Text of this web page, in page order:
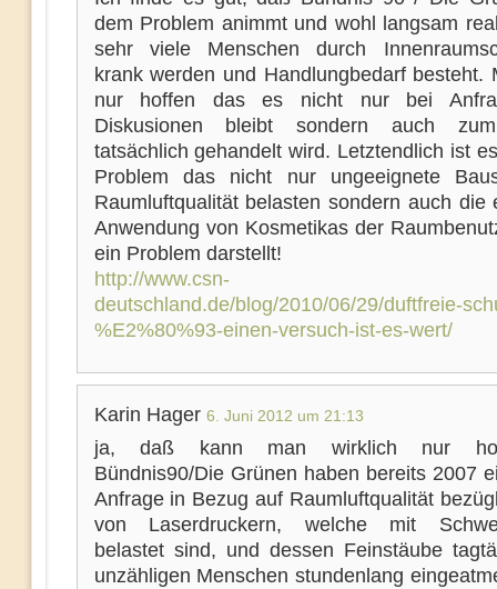
dem Problem animmt und wohl langsam
sehr viele Menschen durch
krank werden und Handlungbedarf besteht.
nur hoffen das es nicht nur bei
Diskusionen bleibt sondern auch
tatsächlich gehandelt wird. Letztendlich ist
Problem das nicht nur ungeeignete
Raumluftqualität belasten sondern auch die
Anwendung von Kosmetikas der
ein Problem darstellt!
http://www.csn-
deutschland.de/blog/2010/06/29/duftfreie-
%E2%80%93-einen-versuch-ist-es-wert/
Karin Hager 6. Juni 2012 um 21:13
ja, daß kann man wirklich nur
Bündnis90/Die Grünen haben bereits 2007
Anfrage in Bezug auf Raumluftqualität
von Laserdruckern, welche mit
belastet sind, und dessen Feinstäube
unzähligen Menschen stundenlang